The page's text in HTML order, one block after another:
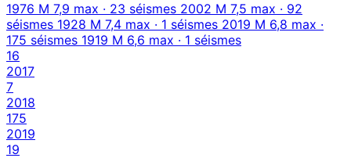
1976 M 7,9 max · 23 séismes 2002 M 7,5 max · 92
séismes 1928 M 7,4 max · 1 séismes 2019 M 6,8 max ·
175 séismes 1919 M 6,6 max · 1 séismes
16
2017
7
2018
175
2019
19